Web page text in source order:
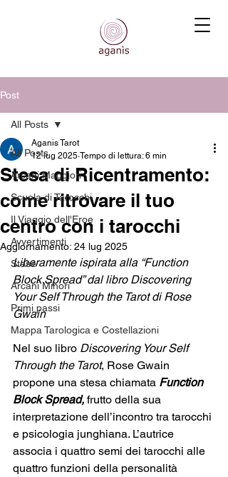
Post
All Posts
Arcani Maggiori
Scuola di Tarocchi
Il Viaggio dell'Eroe
Avvertimenti
Stese
Arcani Minori
Primi passi
Mappa Tarologica e Costellazioni
All Posts
Stesa di Ricentramento:
come ritrovare il tuo
centro con i tarocchi
Aganis Tarot
12 lug 2025 Tempo di lettura: 6 min
Aggiornamento: 24 lug 2025
Liberamente ispirata alla “Function
Block Spread” dal libro Discovering
Your Self Through the Tarot di Rose
Gwain
Nel suo libro Discovering Your Self
Through the Tarot, Rose Gwain
propone una stesa chiamata Function
Block Spread, frutto della sua
interpretazione dell’incontro tra tarocchi
e psicologia junghiana. L’autrice
associa i quattro semi dei tarocchi alle
quattro funzioni della personalità